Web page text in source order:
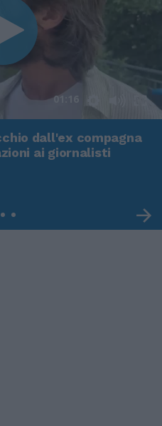
01:16
dall'ex compagna
ai giornalisti